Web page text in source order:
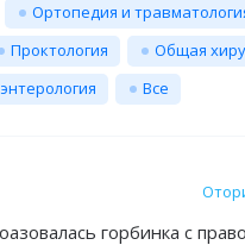
Ортопедия и
Проктология
Общая
Все
горбинка с